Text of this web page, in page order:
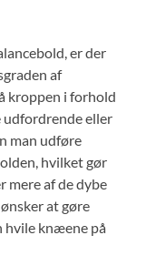
er der
af
kroppen i forhold
udfordrende eller
man udføre
hvilket gør
mere af de dybe
at gøre
hvile knæene på